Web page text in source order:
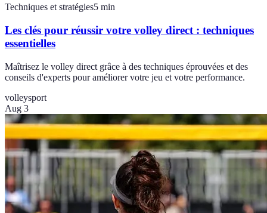
Techniques et stratégies5 min
Les clés pour réussir votre volley direct : techniques
essentielles
Maîtrisez le volley direct grâce à des techniques éprouvées et des
conseils d'experts pour améliorer votre jeu et votre performance.
volleysport
Aug 3